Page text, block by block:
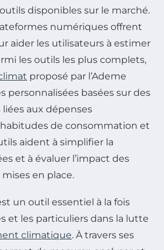
disponibles sur le marché.
numériques offrent
aider les utilisateurs à estimer
les outils les plus complets,
proposé par l’Ademe
personnalisées basées sur des
aux dépenses
de consommation et
aident à simplifier la
et à évaluer l’impact des
en place.
un outil essentiel à la fois
et les particuliers dans la lutte
climatique. À travers ses